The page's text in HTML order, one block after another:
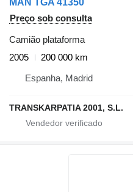
MAN TGA 41350
Preço sob consulta
Camião plataforma
2005
200 000 km
Espanha, Madrid
TRANSKARPATIA 2001, S.L.